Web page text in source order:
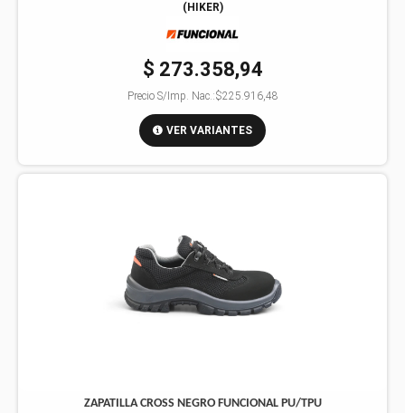
( HIKER)
$ 273.358,94
Precio S/Imp. Nac.:$225.916,48
VER VARIANTES
ZAPATILLA CROSS NEGRO FUNCIONAL PU/TPU